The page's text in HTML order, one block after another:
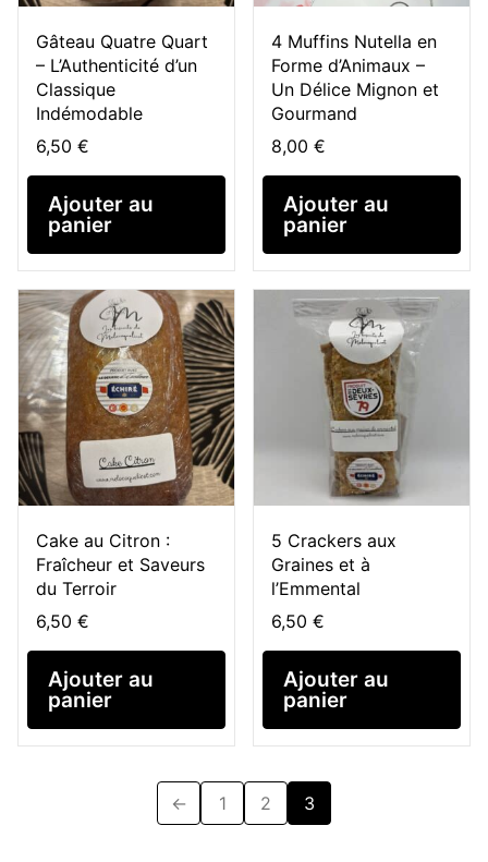
Gâteau Quatre Quart
– L’Authenticité d’un
Classique
Indémodable
6,50 €
Ajouter au
panier
4 Muffins Nutella en
Forme d’Animaux –
Un Délice Mignon et
Gourmand
8,00 €
Ajouter au
panier
Cake au Citron :
Fraîcheur et Saveurs
du Terroir
6,50 €
Ajouter au
panier
5 Crackers aux
Graines et à
l’Emmental
6,50 €
Ajouter au
panier
← 1 2 3